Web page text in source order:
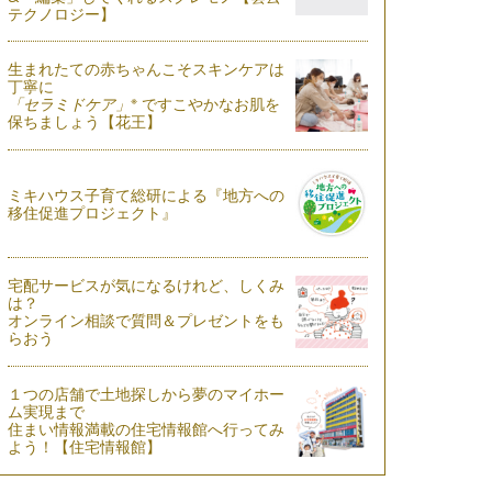
テクノロジー】
生まれたての赤ちゃんこそスキンケアは
丁寧に
「セラミドケア」 ※ですこやかなお肌を
保ちましょう【花王】
ミキハウス子育て総研による『地方への
移住促進プロジェクト』
宅配サービスが気になるけれど、しくみ
は？
オンライン相談で質問＆プレゼントをも
らおう
１つの店舗で土地探しから夢のマイホー
ム実現まで
住まい情報満載の住宅情報館へ行ってみ
よう！【住宅情報館】